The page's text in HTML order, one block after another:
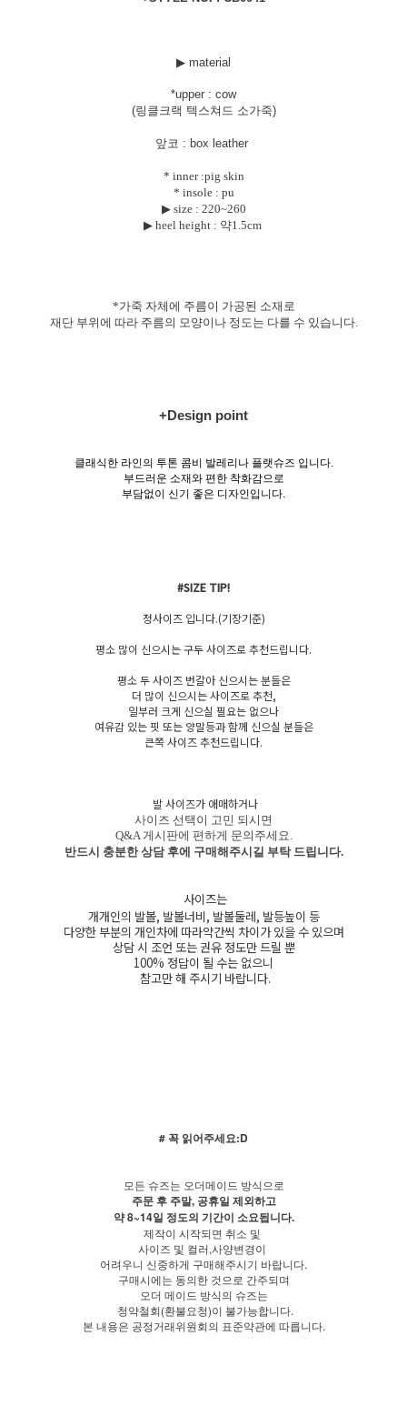
▶ material
*upper : cow
(링클크랙 텍스쳐드 소가죽)
앞코 : box leather
* inner :pig skin
* insole : pu
▶ size : 220~260
▶ heel height : 약1.5cm
*가죽 자체에 주름이 가공된 소재로
재단 부위에 따라 주름의 모양이나 정도는 다를 수 있습니다.
+Design point
클래식한 라인의 투톤 콤비 발레리나 플랫슈즈 입니다.
부드러운 소재와 편한 착화감으로
부담없이 신기 좋은 디자인입니다.
#SIZE TIP!
정사이즈 입니다.(기장기준)
평소 많이 신으시는 구두 사이즈로 추천드립니다.
평소 두 사이즈 번갈아 신으시는 분들은
더 많이 신으시는 사이즈로 추천,
일부러 크게 신으실 필요는 없으나
여유감 있는 핏 또는 양말등과 함께 신으실 분들은
큰쪽 사이즈 추천드립니다.
발 사이즈가 애매하거나
사이즈 선택이 고민 되시면
Q&A 게시판에 편하게 문의주세요.
반드시 충분한 상담 후에 구매해주시길 부탁 드립니다.
사이즈는
개개인의 발볼, 발볼너비, 발볼둘레, 발등높이 등
다양한 부분의 개인차에 따라약간씩 차이가 있을 수 있으며
상담 시 조언 또는 권유 정도만 드릴 뿐
100% 정답이 될 수는 없으니
참고만 해 주시기 바랍니다.
# 꼭 읽어주세요:D
모든 슈즈는 오더메이드 방식으로
주문 후 주말, 공휴일 제외하고
약 8~14일 정도의 기간이 소요됩니다.
제작이 시작되면 취소 및
사이즈 및 컬러,사양변경이
어려우니 신중하게 구매해주시기 바랍니다.
구매시에는 동의한 것으로 간주되며
오더 메이드 방식의 슈즈는
청약철회(환불요청)이 불가능합니다.
본 내용은 공정거래위원회의 표준약관에 따릅니다.